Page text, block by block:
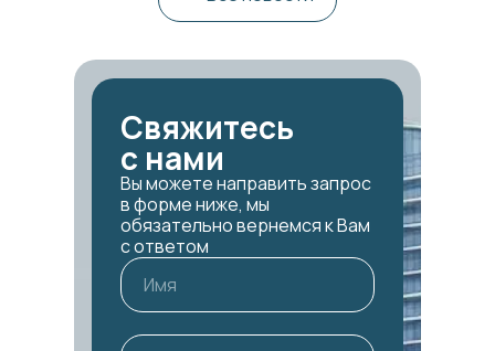
Свяжитесь
с нами
Вы можете направить запрос
в форме ниже, мы
обязательно вернемся к Вам
с ответом